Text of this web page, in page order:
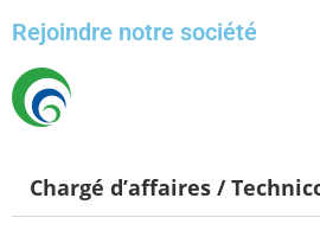
Rejoindre notre société
Chargé d’affaires /